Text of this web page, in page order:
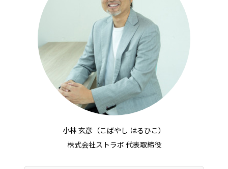
小林 玄彦（こばやし はるひこ）
株式会社ストラボ 代表取締役